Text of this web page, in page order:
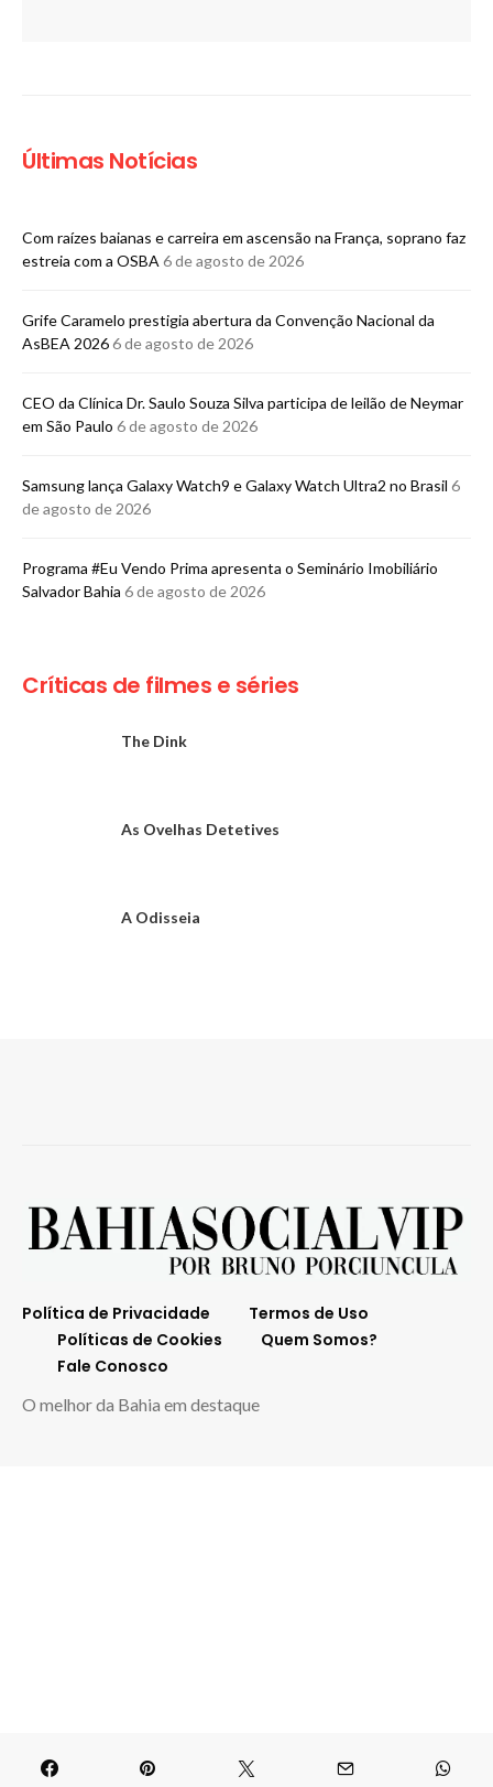
Últimas Notícias
Com raízes baianas e carreira em ascensão na França, soprano faz
estreia com a OSBA 6 de agosto de 2026
Grife Caramelo prestigia abertura da Convenção Nacional da
AsBEA 20266 de agosto de 2026
CEO da Clínica Dr. Saulo Souza Silva participa de leilão de Neymar
em São Paulo 6 de agosto de 2026
Samsung lança Galaxy Watch9 e Galaxy Watch Ultra2 no Brasil 6
de agosto de 2026
Programa #Eu Vendo Prima apresenta o Seminário Imobiliário
Salvador Bahia 6 de agosto de 2026
Críticas de filmes e séries
The Dink
As Ovelhas Detetives
A Odisseia
Política de Privacidade
Termos de Uso
Políticas de Cookies
Quem Somos?
Fale Conosco
O melhor da Bahia em destaque